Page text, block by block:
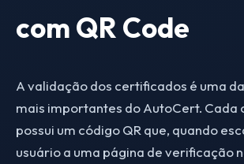
com QR Code
A validação dos certificados é uma
mais importantes do AutoCert.
possui um código QR que, quando
usuário a uma página de verificação